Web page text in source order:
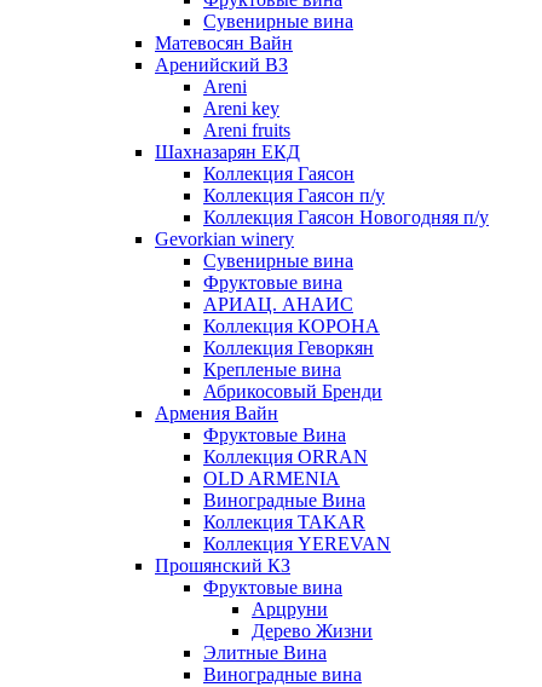
Cувенирные вина
Матевосян Вайн
Аренийский ВЗ
Areni
Areni key
Areni fruits
Шахназарян ЕКД
Коллекция Гаясон
Коллекция Гаясон п/у
Коллекция Гаясон Новогодняя п/у
Gevorkian winery
Сувенирные вина
Фруктовые вина
АРИАЦ. АНАИС
Коллекция КОРОНА
Коллекция Геворкян
Крепленые вина
Абрикосовый Бренди
Армения Вайн
Фруктовые Вина
Коллекция ORRAN
OLD ARMENIA
Виноградные Вина
Коллекция TAKAR
Коллекция YEREVAN
Прошянский КЗ
Фруктовые вина
Арцруни
Дерево Жизни
Элитные Вина
Виноградные вина